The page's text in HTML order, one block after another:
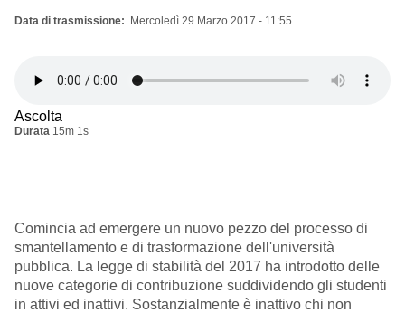
Data di trasmissione Mercoledì 29 Marzo 2017 - 11:55
Ascolta
Durata 15m 1s
Comincia ad emergere un nuovo pezzo del processo di
smantellamento e di trasformazione dell'università
pubblica. La legge di stabilità del 2017 ha introdotto delle
nuove categorie di contribuzione suddividendo gli studenti
in attivi ed inattivi. Sostanzialmente è inattivo chi non